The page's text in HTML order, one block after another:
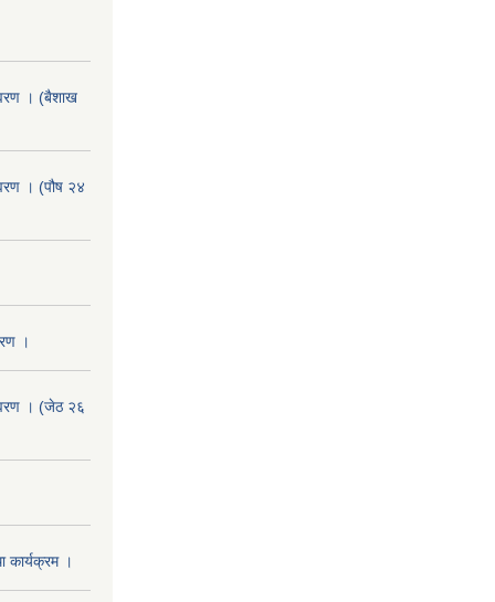
। (बैशाख
। (पौष २४
।
। (जेठ २६
कार्यक्रम ।